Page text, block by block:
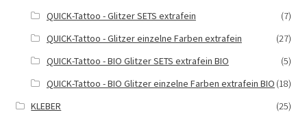
QUICK-Tattoo - Glitzer SETS extrafein
(7)
QUICK-Tattoo - Glitzer einzelne Farben extrafein
(27)
QUICK-Tattoo - BIO Glitzer SETS extrafein BIO
(5)
QUICK-Tattoo - BIO Glitzer einzelne Farben extrafein BIO (18)
KLEBER
(25)